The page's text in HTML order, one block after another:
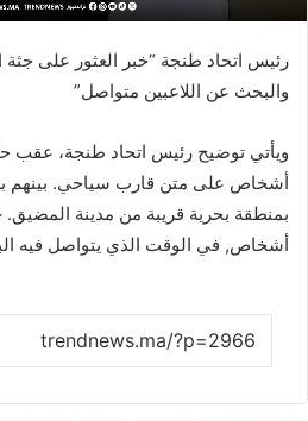
رئيس اتحاد طنجة “خبر العثور على
والبحث عن اللاعبين متواصل”
أشخاص على متن قارب سياحي. بينهم
أشخاص, في الوقت الذي يتواصل فيه